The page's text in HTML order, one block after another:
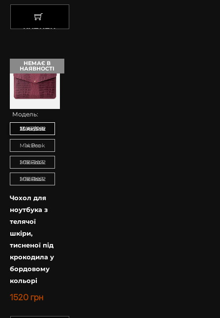
КУПИТИ
Модель:
MacBook 13 Air/Pro 2016-2022
MacBook 14 Pro
MacBook 15 Pro 2016-2022
MacBook 16 Pro 2016-2022
НЕМАЄ В
НАЯВНОСТІ
Чохол для
ноутбука з
телячої
шкіри,
тисненої під
крокодила у
бордовому
кольорі
1520 грн